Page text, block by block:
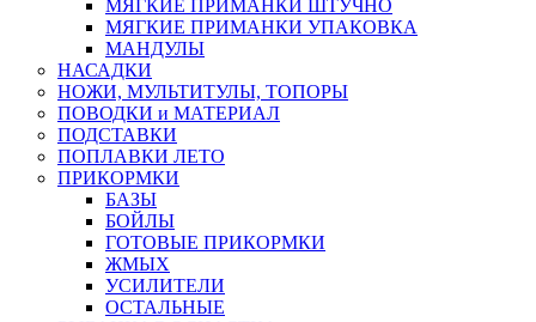
МЯГКИЕ ПРИМАНКИ ШТУЧНО
МЯГКИЕ ПРИМАНКИ УПАКОВКА
МАНДУЛЫ
НАСАДКИ
НОЖИ, МУЛЬТИТУЛЫ, ТОПОРЫ
ПОВОДКИ и МАТЕРИАЛ
ПОДСТАВКИ
ПОПЛАВКИ ЛЕТО
ПРИКОРМКИ
БАЗЫ
БОЙЛЫ
ГОТОВЫЕ ПРИКОРМКИ
ЖМЫХ
УСИЛИТЕЛИ
ОСТАЛЬНЫЕ